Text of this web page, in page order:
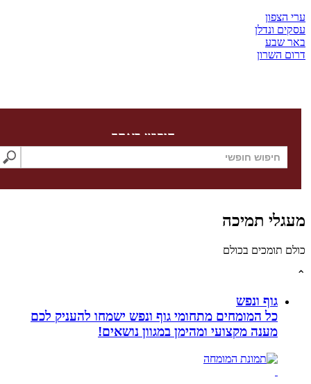
ונדלן
חיפוש באתר
תמיכה
בכולם
גוף ונפש
כל המומחים מתחומי גוף ונפש ישמחו להעניק לכם
מענה מקצועי ומהימן במגוון נושאים!